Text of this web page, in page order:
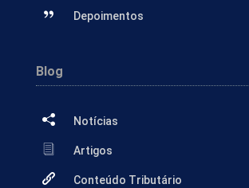
Depoimentos
Blog
Notícias
Artigos
Conteúdo Tributário